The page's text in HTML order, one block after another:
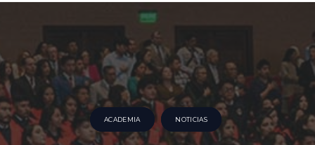
ACADEMIA NOTICIAS